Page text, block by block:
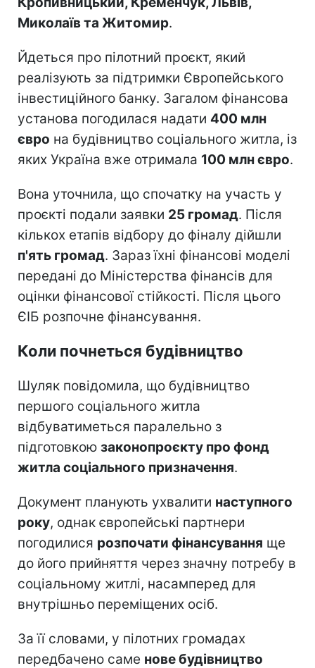
Миколаїв та Житомир.
Йдеться про пілотний проєкт, який
реалізують за підтримки Європейського
інвестиційного банку. Загалом фінансова
установа погодилася надати 400 млн
євро на будівництво соціального житла, із
яких Україна вже отримала 100 млн євро.
Вона уточнила, що спочатку на участь у
проєкті подали заявки 25 громад. Після
кількох етапів відбору до фіналу дійшли
п'ять громад. Зараз їхні фінансові моделі
передані до Міністерства фінансів для
оцінки фінансової стійкості. Після цього
ЄІБ розпочне фінансування.
Коли почнеться будівництво
Шуляк повідомила, що будівництво
першого соціального житла
відбуватиметься паралельно з
підготовкою законопроєкту про фонд
житла соціального призначення.
Документ планують ухвалити наступного
року, однак європейські партнери
погодилися розпочати фінансування ще
до його прийняття через значну потребу в
соціальному житлі, насамперед для
внутрішньо переміщених осіб.
За її словами, у пілотних громадах
передбачено саме нове будівництво